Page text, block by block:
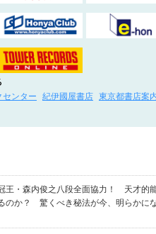
センター 紀伊國屋書店 東京都書店案
王・森内俊之八段全面協力！ 天才的
のか？ 驚くべき秘法が今、明らかに